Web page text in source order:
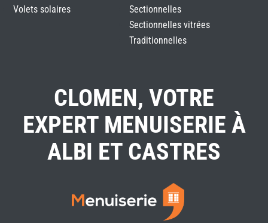
Volets solaires
Sectionnelles
Sectionnelles vitrées
Traditionnelles
CLOMEN, VOTRE
EXPERT MENUISERIE À
ALBI ET CASTRES